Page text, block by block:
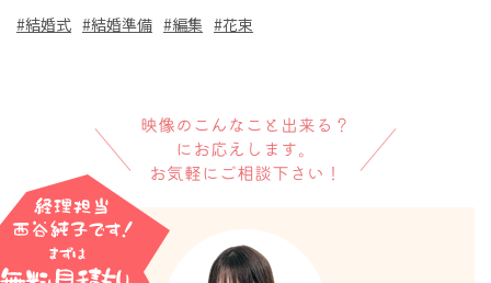
結婚式
結婚準備 編集 花束
映像のこんなこと出来る？
にお応えします。
お気軽にご相談下さい！